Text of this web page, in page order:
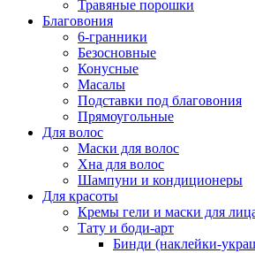
Травяные порошки
Благовония
6-гранники
Безосновные
Конусные
Масалы
Подставки под благовония
Прямоугольные
Для волос
Маски для волос
Хна для волос
Шампуни и кондиционеры
Для красоты
Кремы гели и маски для
Тату и боди-арт
Бинди (наклейки-